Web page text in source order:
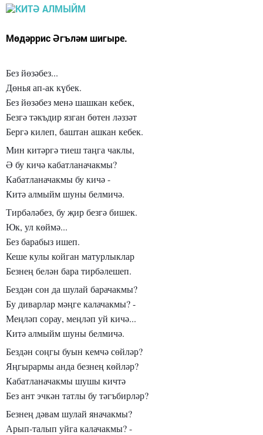
Мөдәррис Әгъләм шигыре.
Без йөзәбез...
Дөнья ап-ак күбек.
Без йөзәбез менә шашкан кебек,
Безгә тәкъдир язган бөтен ләззәт
Бергә килеп, баштан ашкан кебек.
Мин китәргә тиеш таңга чаклы,
Ә бу кичә кабатланачакмы?
Кабатланачакмы бу кичә -
Китә алмыйм шуны белмичә.
Тирбәләбез, бу җир безгә бишек.
Юк, ул көймә...
Без барабыз ишеп.
Кеше кулы койган матурлыклар
Безнең белән бара тирбәлешеп.
Бездән сон да шулай барачакмы?
Бу диварлар мәңге калачакмы? -
Меңләп сорау, меңләп уй кичә...
Китә алмыйм шуны белмичә.
Бездән соңгы буын кемчә сөйләр?
Яңгырармы анда безнең көйләр?
Кабатланачакмы шушы кичтә
Без ант эчкән татлы бу тәгъбирләр?
Безнең дәвам шулай яначакмы?
Арып-талып уйга калачакмы? -